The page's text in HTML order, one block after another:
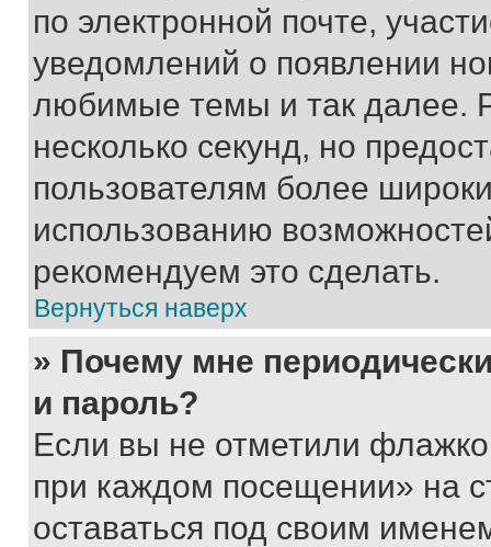
по электронной почте,
уведомлений о появлении
любимые темы и так далее.
несколько секунд, но
пользователям более
использованию
рекомендуем это сделать.
Вернуться наверх
» Почему мне
и пароль?
Если вы не отметили
при каждом посещении» на
оставаться под своим